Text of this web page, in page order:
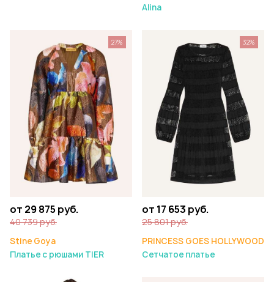
Alina
от 29 875 руб.
40 739 руб.
Stine Goya
Платье с рюшами TIER
27%
от 17 653 руб.
25 801 руб.
PRINCESS GOES HOLLYWOOD
Сетчатое платье
32%